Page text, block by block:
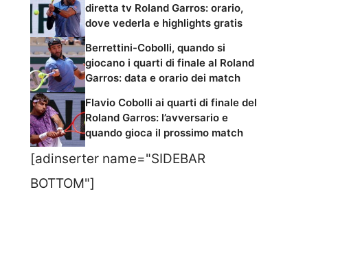
diretta tv Roland Garros: orario,
dove vederla e highlights gratis
Berrettini-Cobolli, quando si
giocano i quarti di finale al Roland
Garros: data e orario dei match
Flavio Cobolli ai quarti di finale del
Roland Garros: l’avversario e
quando gioca il prossimo match
[adinserter name="SIDEBAR
BOTTOM"]